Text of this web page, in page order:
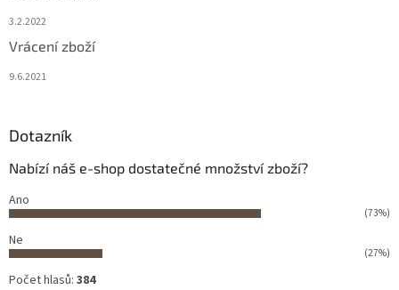
3.2.2022
Vrácení zboží
9.6.2021
Dotazník
Nabízí náš e-shop dostatečné množství zboží?
Ano
(73%)
Ne
(27%)
Počet hlasů: 384